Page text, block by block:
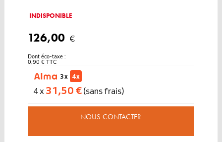
INDISPONIBLE
126,00 €
Dont éco-taxe :
0,90 € TTC
3 x
4 x
4 x31,50 €(sans frais)
NOUS CONTACTER